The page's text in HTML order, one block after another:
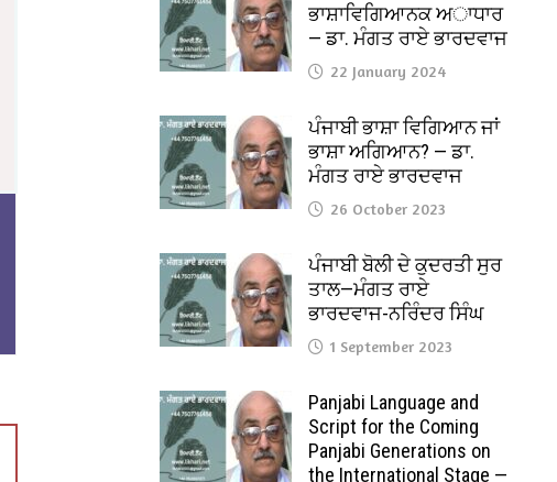
ਭਾਸ਼ਾਵਿਗਿਆਨਕ ਅਾਧਾਰ
— ਡਾ. ਮੰਗਤ ਰਾਏ ਭਾਰਦਵਾਜ
22 January 2024
ਪੰਜਾਬੀ ਭਾਸ਼ਾ ਵਿਗਿਆਨ ਜਾਂ
ਭਾਸ਼ਾ ਅਗਿਆਨ? — ਡਾ.
ਮੰਗਤ ਰਾਏ ਭਾਰਦਵਾਜ
26 October 2023
ਪੰਜਾਬੀ ਬੋਲੀ ਦੇ ਕੁਦਰਤੀ ਸੁਰ
ਤਾਲ—ਮੰਗਤ ਰਾਏ
ਭਾਰਦਵਾਜ-ਨਰਿੰਦਰ ਸਿੰਘ
1 September 2023
Panjabi Language and
Script for the Coming
Panjabi Generations on
the International Stage —